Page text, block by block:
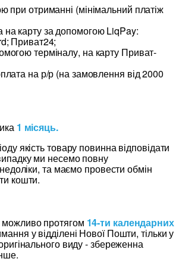
при отриманні (мінімальний платіж
карту за допомогою LiqPay:
Приват24;
терміналу, на карту Приват-
на р/р (на замовлення від 2000
1 місяць.
якість товару повинна відповідати
ми несемо повну
недоліки, та маємо провести обмін
кошти.
протягом 14-ти календарних
у відділені Нової Пошти, тільки у
виду - збереженна